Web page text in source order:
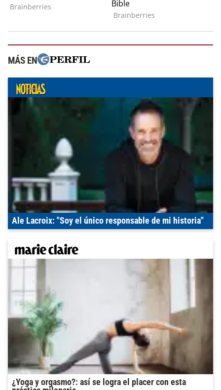
MÁS EN
Ale Lacroix: "Soy el único responsable de mi historia"
¿Yoga y orgasmo?: así se logra el placer con esta